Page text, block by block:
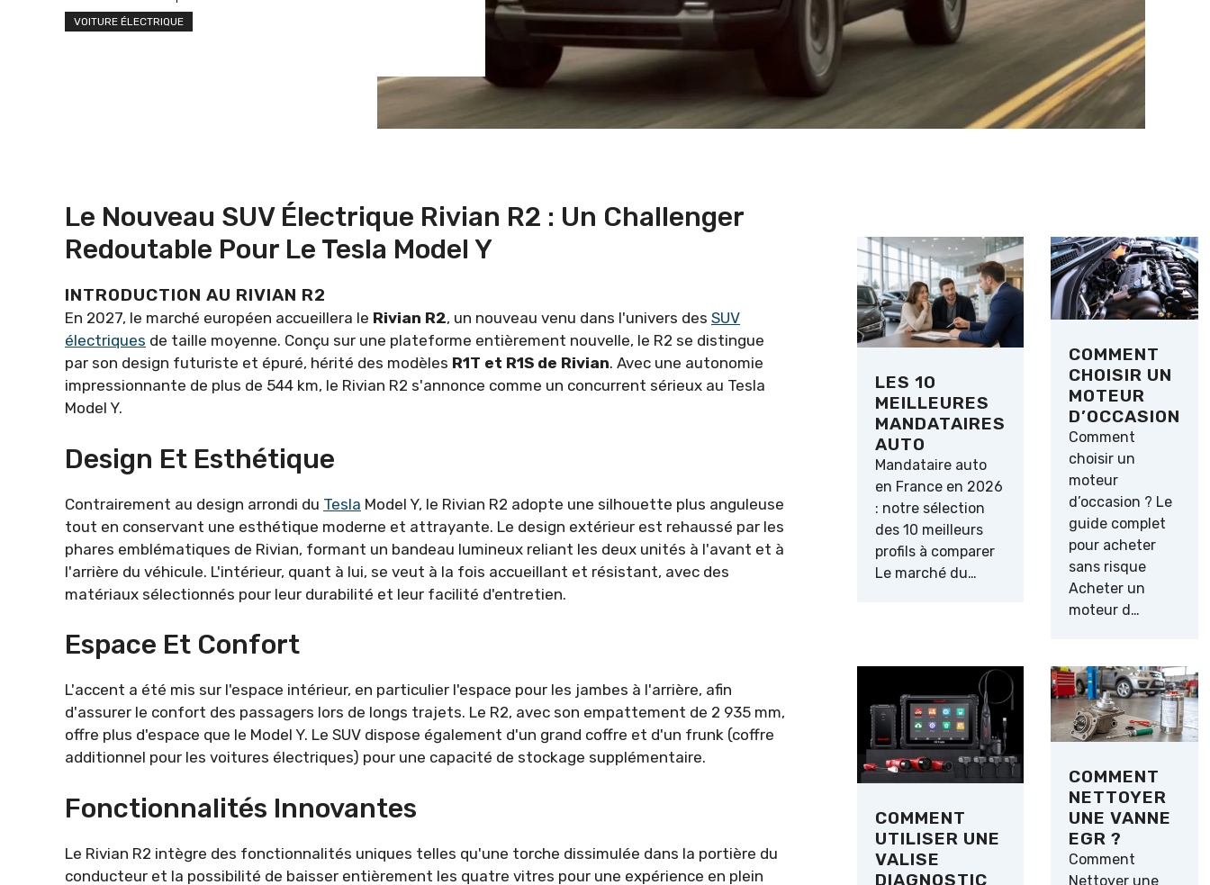
VOITURE ÉLECTRIQUE
Le Nouveau SUV Électrique Rivian R2 : Un Challenger
Redoutable Pour Le Tesla Model Y
INTRODUCTION AU RIVIAN R2
En 2027, le marché européen accueillera le Rivian R2, un nouveau venu dans l'univers des SUV
électriques de taille moyenne. Conçu sur une plateforme entièrement nouvelle, le R2 se distingue
par son design futuriste et épuré, hérité des modèles R1T et R1S de Rivian. Avec une autonomie
impressionnante de plus de 544 km, le Rivian R2 s'annonce comme un concurrent sérieux au Tesla
Model Y.
Design Et Esthétique
Contrairement au design arrondi du Tesla Model Y, le Rivian R2 adopte une silhouette plus anguleuse
tout en conservant une esthétique moderne et attrayante. Le design extérieur est rehaussé par les
phares emblématiques de Rivian, formant un bandeau lumineux reliant les deux unités à l'avant et à
l'arrière du véhicule. L'intérieur, quant à lui, se veut à la fois accueillant et résistant, avec des
matériaux sélectionnés pour leur durabilité et leur facilité d'entretien.
Espace Et Confort
L'accent a été mis sur l'espace intérieur, en particulier l'espace pour les jambes à l'arrière, afin
d'assurer le confort des passagers lors de longs trajets. Le R2, avec son empattement de 2 935 mm,
offre plus d'espace que le Model Y. Le SUV dispose également d'un grand coffre et d'un frunk (coffre
additionnel pour les voitures électriques) pour une capacité de stockage supplémentaire.
Fonctionnalités Innovantes
Le Rivian R2 intègre des fonctionnalités uniques telles qu'une torche dissimulée dans la portière du
conducteur et la possibilité de baisser entièrement les quatre vitres pour une expérience en plein
LES 10
MEILLEURES
MANDATAIRES
AUTO
Mandataire auto
en France en 2026
: notre sélection
des 10 meilleurs
profils à comparer
Le marché du…
COMMENT
CHOISIR UN
MOTEUR
D’OCCASION
Comment
choisir un
moteur
d’occasion ? Le
guide complet
pour acheter
sans risque
Acheter un
moteur d…
COMMENT
UTILISER UNE
VALISE
DIAGNOSTIC
COMMENT
NETTOYER
UNE VANNE
EGR ?
Comment
Nettoyer une